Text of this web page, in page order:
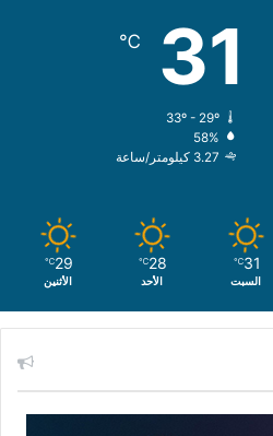
31
℃
33º - 29º
58%
3.27 كيلومتر/ساعة
31
℃
السبت
28
℃
الأحد
29
℃
الأثنين